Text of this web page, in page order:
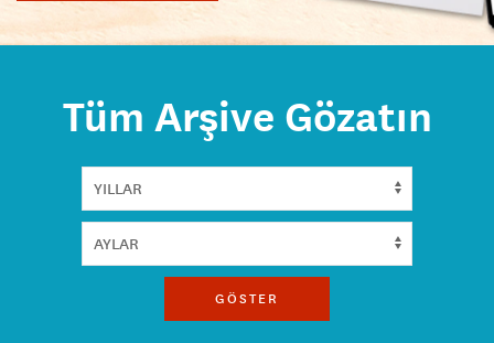
Tüm Arşive Gözatın
GÖSTER